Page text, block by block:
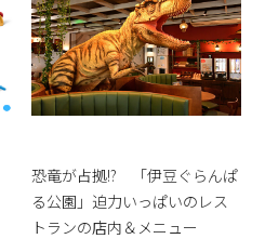
恐竜が占拠!? 「伊豆ぐらんぱ
る公園」迫力いっぱいのレス
トランの店内＆メニュー